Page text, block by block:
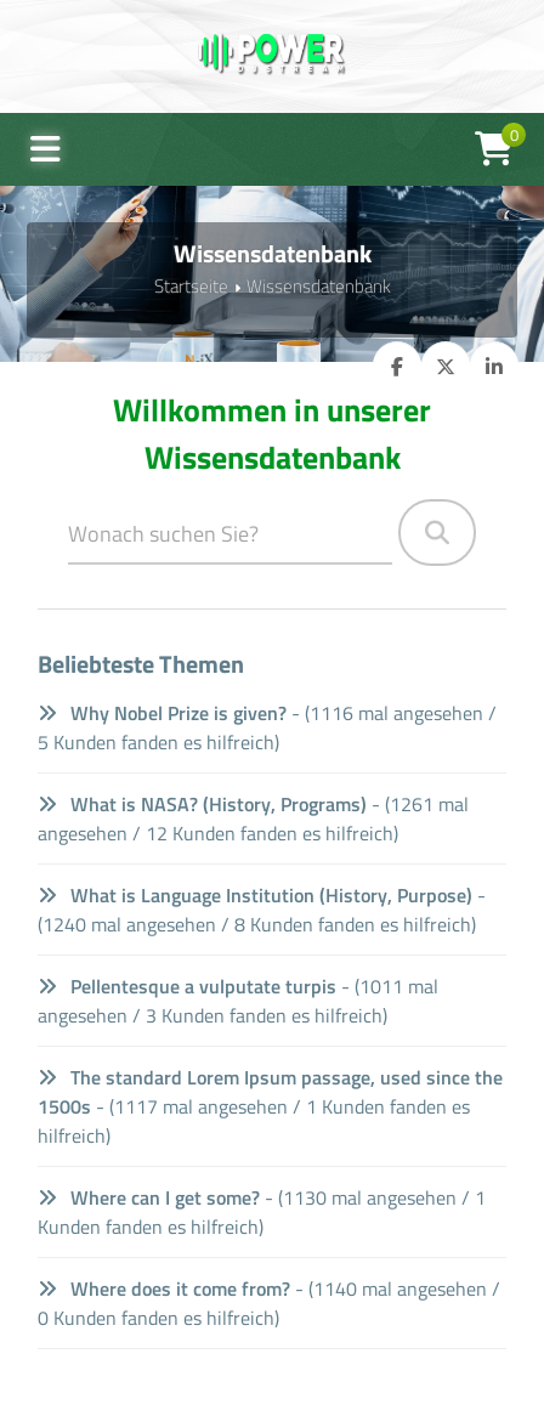
0
Wissensdatenbank
Startseite Wissensdatenbank
Willkommen in unserer
Wissensdatenbank
Beliebteste Themen
Why Nobel Prize is given? - (1116 mal angesehen /
5 Kunden fanden es hilfreich)
What is NASA? (History, Programs) - (1261 mal
angesehen / 12 Kunden fanden es hilfreich)
What is Language Institution (History, Purpose) -
(1240 mal angesehen / 8 Kunden fanden es hilfreich)
Pellentesque a vulputate turpis - (1011 mal
angesehen / 3 Kunden fanden es hilfreich)
The standard Lorem Ipsum passage, used since the
1500s - (1117 mal angesehen / 1 Kunden fanden es
hilfreich)
Where can I get some? - (1130 mal angesehen / 1
Kunden fanden es hilfreich)
Where does it come from? - (1140 mal angesehen /
0 Kunden fanden es hilfreich)